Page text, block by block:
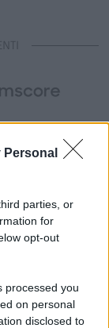
Personal
parties, or
for
opt-out
processed you
on personal
disclosed to
- Testata
8/2020 - RG N.
ALL’ANSO
ONLINE)